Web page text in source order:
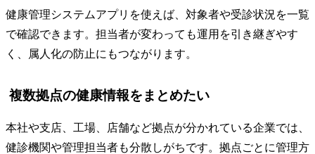
健康管理システムアプリを使えば、対象者や受診状況を一覧
で確認できます。担当者が変わっても運用を引き継ぎやす
く、属人化の防止にもつながります。
複数拠点の健康情報をまとめたい
本社や支店、工場、店舗など拠点が分かれている企業では、
健診機関や管理担当者も分散しがちです。拠点ごとに管理方